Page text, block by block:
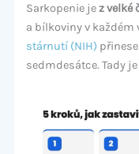
Sarkopenie jez velké
a bílkoviny v každém
stárnutí (NIH)
sedmdesátce. Tady